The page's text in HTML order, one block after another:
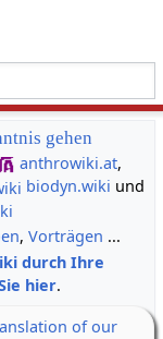
gehen
anthrowiki.at,
biodyn.wiki und
, Vorträgen ...
durch Ihre
hier.
of our